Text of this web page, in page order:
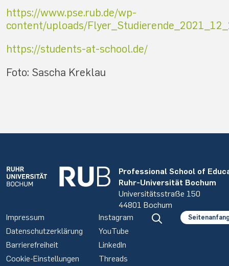
https://www.pse.rub.de/wp-
content/uploads/
https://students-at-school.de/
Foto: Sascha Kreklau
Professional School of
Ruhr-Universität Bochum
Universitätsstraße 150
44801 Bochum
Impressum
Datenschutzerklärung
Barrierefreiheit
Cookie-Einstellungen
Instagram
YouTube
LinkedIn
Threads